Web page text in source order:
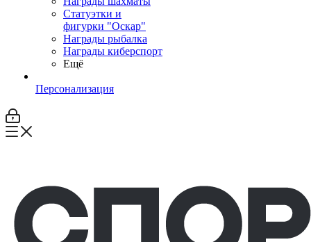
Статуэтки и
фигурки "Оскар"
Награды рыбалка
Награды киберспорт
Ещё
Персонализация